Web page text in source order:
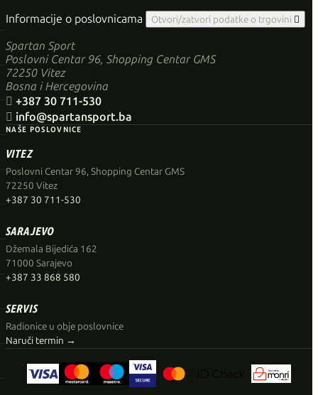
Informacije o poslovnicama
Otvori/zatvori podatke o trgovini 
Spartan Sport
Poslovni Centar 96, Shopping Centar GMS
72250 Vitez
Bosna i Hercegovina
 +387 30 711-530
 info@spartansport.ba
NAŠE POSLOVNICE
VITEZ
Poslovni Centar 96, Shopping Centar GMS
72250 Vitez
+387 30 711-530
SARAJEVO
Džemala Bijedića 162
71000 Sarajevo
+387 33 868 580
SERVIS
Radionice u obje poslovnice
Naruči termin →